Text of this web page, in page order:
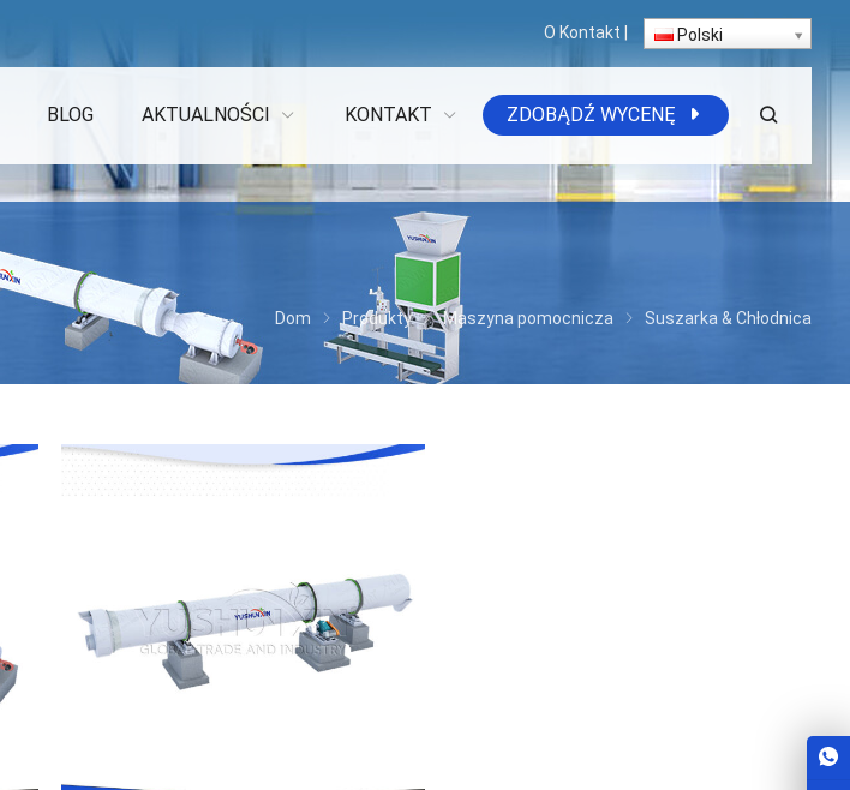
O Kontakt Polski
BLOG AKTUALNOŚCI KONTAKT ZDOBĄDŹ WYCENĘ
Dom Produkty Maszyna pomocnicza Suszarka & Chłodnica